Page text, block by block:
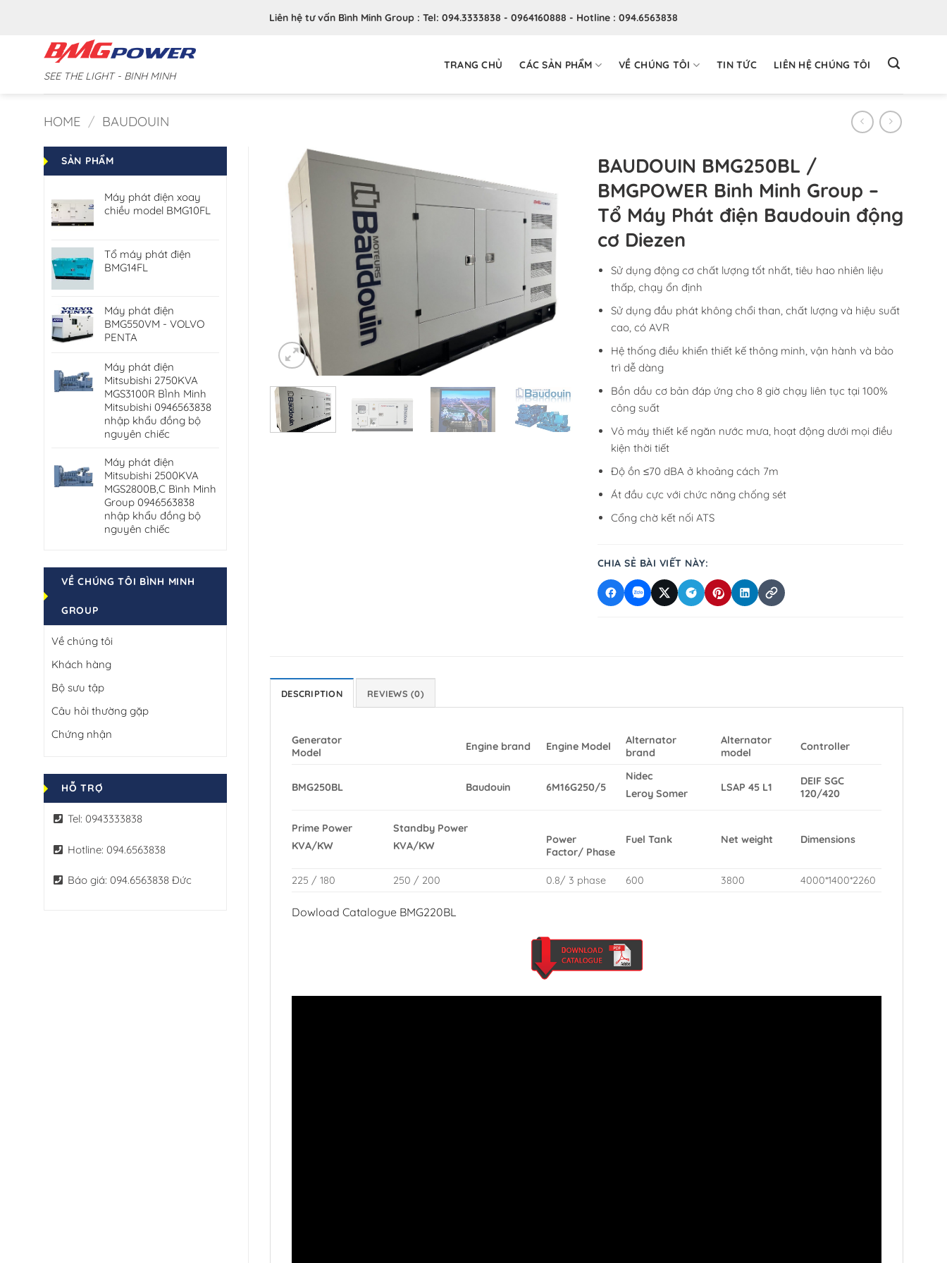
Liên hệ tư vấn Bình Minh Group : Tel: 094.3333838 - 0964160888 - Hotline : 094.6563838
SEE THE LIGHT - BINH MINH
TRANG CHỦ CÁC SẢN PHẨM VỀ CHÚNG TÔI TIN TỨC LIÊN HỆ CHÚNG TÔI
HOME / BAUDOUIN
SẢN PHẨM
Máy phát điện xoay
chiều model BMG10FL
Tổ máy phát điện
BMG14FL
Máy phát điện
BMG550VM - VOLVO
PENTA
Máy phát điện
Mitsubishi 2750KVA
MGS3100R BÌnh Minh
Mitsubishi 0946563838
nhập khẩu đồng bộ
nguyên chiếc
Máy phát điện
Mitsubishi 2500KVA
MGS2800B,C Bình Minh
Group 0946563838
nhập khẩu đồng bộ
nguyên chiếc
VỀ CHÚNG TÔI BÌNH MINH
GROUP
Về chúng tôi
Khách hàng
Bộ sưu tập
Câu hỏi thường gặp
Chứng nhận
HỖ TRỢ
Tel: 0943333838
Hotline: 094.6563838
Báo giá: 094.6563838 Đức
BAUDOUIN BMG250BL /
BMGPOWER Binh Minh Group –
Tổ Máy Phát điện Baudouin động
cơ Diezen
Sử dụng động cơ chất lượng tốt nhất, tiêu hao nhiên liệu
thấp, chạy ổn định
Sử dụng đầu phát không chổi than, chất lượng và hiệu suất
cao, có AVR
Hệ thống điều khiển thiết kế thông minh, vận hành và bảo
trì dễ dàng
Bồn dầu cơ bản đáp ứng cho 8 giờ chạy liên tục tại 100%
công suất
Vỏ máy thiết kế ngăn nước mưa, hoạt động dưới mọi điều
kiện thời tiết
Độ ồn ≤70 dBA ở khoảng cách 7m
Át đầu cực với chức năng chống sét
Cổng chờ kết nối ATS
CHIA SẺ BÀI VIẾT NÀY:
DESCRIPTION REVIEWS (0)
Generator
Model
Engine brand Engine Model
Alternator
brand
Alternator
model
Controller
BMG250BL Baudouin 6M16G250/5
Nidec
Leroy Somer
LSAP 45 L1
DEIF SGC
120/420
Prime Power
KVA/KW
Standby Power
KVA/KW
Power
Factor/ Phase
Fuel Tank Net weight Dimensions
225 / 180 250 / 200 0.8/ 3 phase 600 3800 4000*1400*2260
Dowload Catalogue BMG220BL